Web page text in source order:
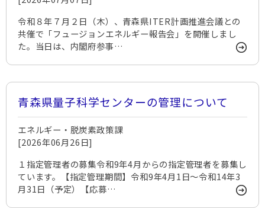
令和８年７月２日（木）、青森県ITER計画推進会議との
共催で「フュージョンエネルギー報告会」を開催しまし
た。当日は、内閣府参事…
青森県量子科学センターの管理について
エネルギー・脱炭素政策課
[2026年06月26日]
１指定管理者の募集令和9年4月からの指定管理者を募集し
ています。【指定管理期間】令和9年4月1日～令和14年3
月31日（予定）【応募…